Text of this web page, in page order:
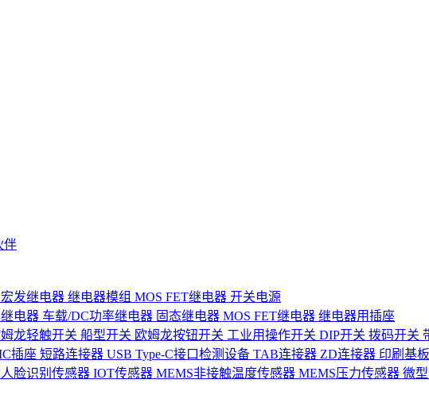
伴
宏发继电器 继电器模组 MOS FET继电器 开关电源
电器 车载/DC功率继电器 固态继电器 MOS FET继电器 继电器用插座
龙轻触开关 船型开关 欧姆龙按钮开关 工业用操作开关 DIP开关 拨码开关
插座 短路连接器 USB Type-C接口检测设备 TAB连接器 ZD连接器 印刷基
人脸识别传感器 IOT传感器 MEMS非接触温度传感器 MEMS压力传感器 微